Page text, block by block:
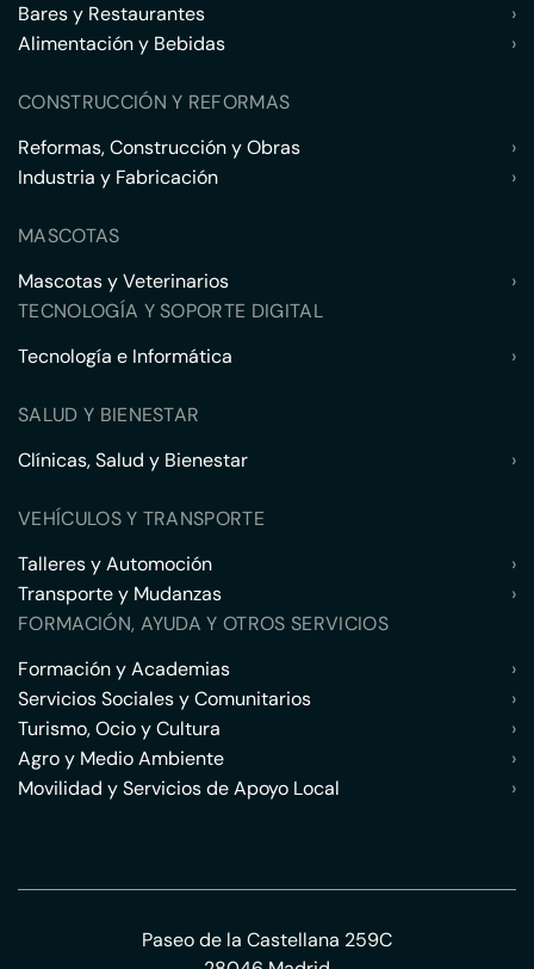
Bares y Restaurantes
›
Alimentación y Bebidas
›
CONSTRUCCIÓN Y REFORMAS
Reformas, Construcción y Obras
›
Industria y Fabricación
›
MASCOTAS
Mascotas y Veterinarios
›
TECNOLOGÍA Y SOPORTE DIGITAL
Tecnología e Informática
›
SALUD Y BIENESTAR
Clínicas, Salud y Bienestar
›
VEHÍCULOS Y TRANSPORTE
Talleres y Automoción
›
Transporte y Mudanzas
›
FORMACIÓN, AYUDA Y OTROS SERVICIOS
Formación y Academias
›
Servicios Sociales y Comunitarios
›
Turismo, Ocio y Cultura
›
Agro y Medio Ambiente
›
Movilidad y Servicios de Apoyo Local
›
Paseo de la Castellana 259C